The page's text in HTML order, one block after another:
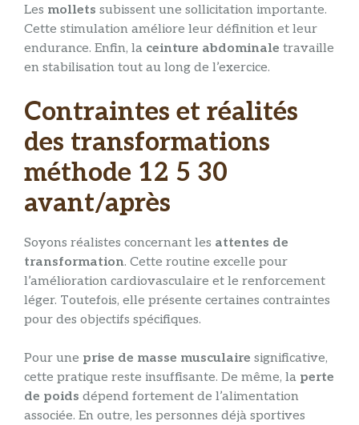
Les mollets subissent une sollicitation importante.
Cette stimulation améliore leur définition et leur
endurance. Enfin, la ceinture abdominale travaille
en stabilisation tout au long de l’exercice.
Contraintes et réalités
des transformations
méthode 12 5 30
avant/après
Soyons réalistes concernant les attentes de
transformation. Cette routine excelle pour
l’amélioration cardiovasculaire et le renforcement
léger. Toutefois, elle présente certaines contraintes
pour des objectifs spécifiques.
Pour une prise de masse musculaire significative,
cette pratique reste insuffisante. De même, la perte
de poids dépend fortement de l’alimentation
associée. En outre, les personnes déjà sportives